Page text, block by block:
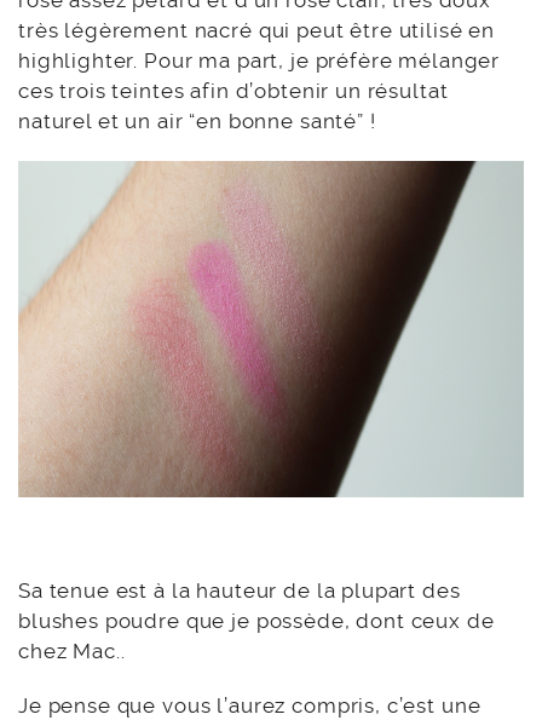
très légèrement nacré qui peut être utilisé en
highlighter. Pour ma part, je préfère mélanger
ces trois teintes afin d’obtenir un résultat
naturel et un air “en bonne santé” !
Sa tenue est à la hauteur de la plupart des
blushes poudre que je possède, dont ceux de
chez Mac..
Je pense que vous l’aurez compris, c’est une